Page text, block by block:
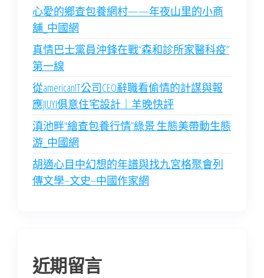
心愛的鄉查包養網村——年夜山里的小商
舖_中國網
真情巴士黨員沖鋒在戰“森和診所家醫科疫”
第一線
從americanIT公司CEO辭職看偷情的計謀與報
應JIUYI俱意住宅設計｜羊晚快評
滇池畔“繪查包養行情”綠景 生態美帶動生態
游_中國網
胡適心目中幻想的年譜與找九宮格聚會列
傳文學–文史–中國作家網
近期留言